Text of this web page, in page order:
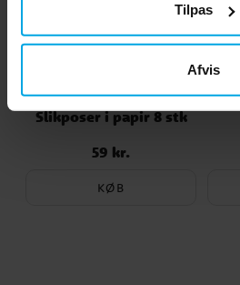
Tilpas
Afvis
Woodland Animals -
Slikposer i papir 8 stk
Pris: 59 kr.
59 kr.
KØB